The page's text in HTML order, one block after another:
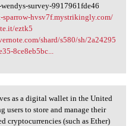
survey-9917961fde46
sparrow-hvsv7f.mystrikingly.com/
eztk5
shard/s580/sh/2a24295
8ce8eb5bc...
as a digital
as a digital wallet in the United
users to store and manage their
cryptocurrencies (such as Ether)